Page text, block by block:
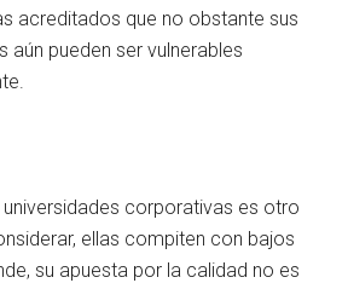
acreditados que no obstante sus
aún pueden ser vulnerables
corporativas es otro
ellas compiten con bajos
su apuesta por la calidad no es